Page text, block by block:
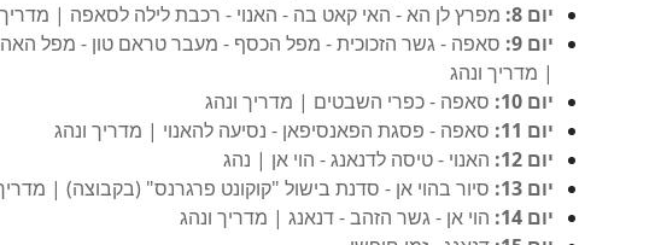
יום 8:
מפרץ לן הא - האי קאט בה - האנוי - רכבת לילה לסאפה | מדריך
יום 9:
סאפה - גשר הזכוכית - מפל הכסף - מעבר טראם טון - מפל
| מדריך ונהג
יום 10:
סאפה - כפרי השבטים | מדריך ונהג
יום 11:
סאפה - פסגת הפאנסיפאן - נסיעה להאנוי | מדריך ונהג
יום 12:
האנוי - טיסה לדנאנג - הוי אן | נהג
יום 13:
סיור בהוי אן - סדנת בישול "קוקונט פרגרנס" (בקבוצה) |
יום 14:
הוי אן - גשר הזהב - דנאנג | מדריך ונהג